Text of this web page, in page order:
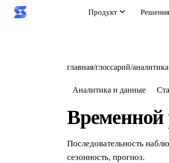
Продукт Решения
главная/глоссарий/
Аналитика и данные
Временной
Последовательность
сезонность, прогноз.